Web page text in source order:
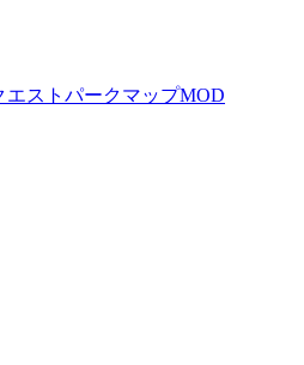
エスト パークマップMOD